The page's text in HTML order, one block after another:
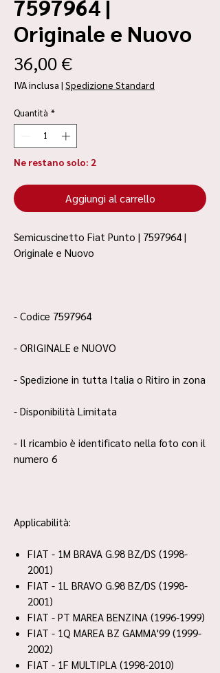
7597964 |
Originale e Nuovo
36,00 €Prezzo
IVA inclusa | Spedizione Standard
Quantità *
Ne restano solo: 2
Aggiungi al carrello
Semicuscinetto Fiat Punto | 7597964 |
Originale e Nuovo
- Codice 7597964
- ORIGINALE e NUOVO
- Spedizione in tutta Italia o Ritiro in zona
- Disponibilità Limitata
- Il ricambio è identificato nella foto con il
numero 6
Applicabilità:
FIAT - 1M BRAVA G.98 BZ/DS (1998-
2001)
FIAT - 1L BRAVO G.98 BZ/DS (1998-
2001)
FIAT - PT MAREA BENZINA (1996-1999)
FIAT - 1Q MAREA BZ GAMMA'99 (1999-
2002)
FIAT - 1F MULTIPLA (1998-2010)